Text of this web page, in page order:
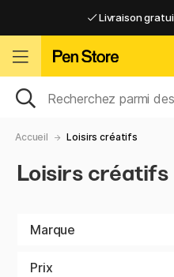
Livraison
Livraison
Livraison
Livraison
Accueil Loisirs créatifs
Loisirs créatifs
Marque
Prix